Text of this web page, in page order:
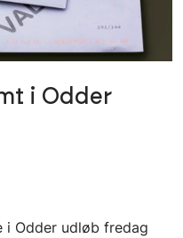
i Odder
i Odder udløb fredag